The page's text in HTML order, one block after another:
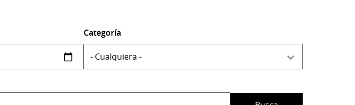
Categoría